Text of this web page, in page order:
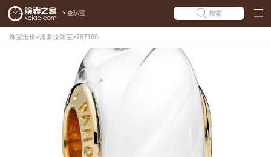
> 查珠宝 搜索
珠宝报价>潘多拉珠宝>767160